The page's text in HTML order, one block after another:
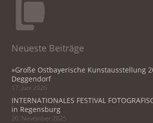
Neueste Beiträge
»Große Ostbayerische Kunstausstellung
Deggendorf
17. Juni 2026
INTERNATIONALES FESTIVAL
in Regensburg
20. November 2025